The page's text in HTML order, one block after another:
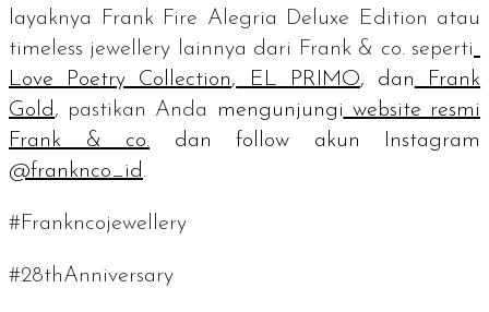
layaknya Frank Fire Alegria Deluxe Edition atau
timeless jewellery lainnya dari Frank & co. seperti
Love Poetry Collection, EL PRIMO, dan
Frank
Gold , pastikan Anda mengunjungi website resmi
Frank & co. dan follow akun Instagram
@franknco_id .
#Frankncojewellery
#28thAnniversary